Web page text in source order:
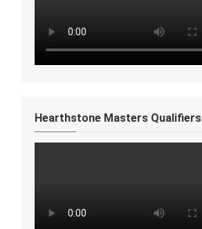
Hearthstone Masters Qualifiers